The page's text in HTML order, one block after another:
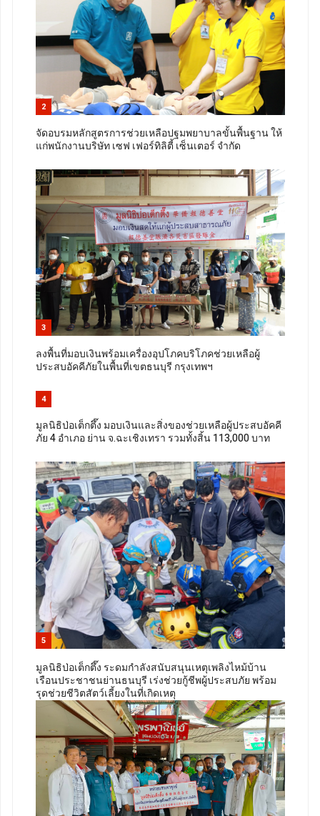
2
จัดอบรมหลักสูตรการช่วยเหลือปฐมพยาบาลขั้นพื้นฐาน ให้
แก่พนักงานบริษัท เซฟ เฟอร์ทิลิตี้ เซ็นเตอร์ จำกัด
3
ลงพื้นที่มอบเงินพร้อมเครื่องอุปโภคบริโภคช่วยเหลือผู้
ประสบอัคคีภัยในพื้นที่เขตธนบุรี กรุงเทพฯ
4
มูลนิธิป่อเต็กตึ๊ง มอบเงินและสิ่งของช่วยเหลือผู้ประสบอัคคี
ภัย 4 อำเภอ ย่าน จ.ฉะเชิงเทรา รวมทั้งสิ้น 113,000 บาท
5
มูลนิธิป่อเต็กตึ๊ง ระดมกำลังสนับสนุนเหตุเพลิงไหม้บ้าน
เรือนประชาชนย่านธนบุรี เร่งช่วยกู้ชีพผู้ประสบภัย พร้อม
รุดช่วยชีวิตสัตว์เลี้ยงในที่เกิดเหตุ